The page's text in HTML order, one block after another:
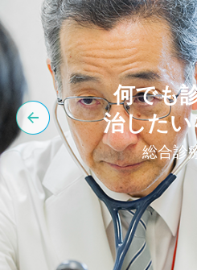
何でも
治したい
総合診